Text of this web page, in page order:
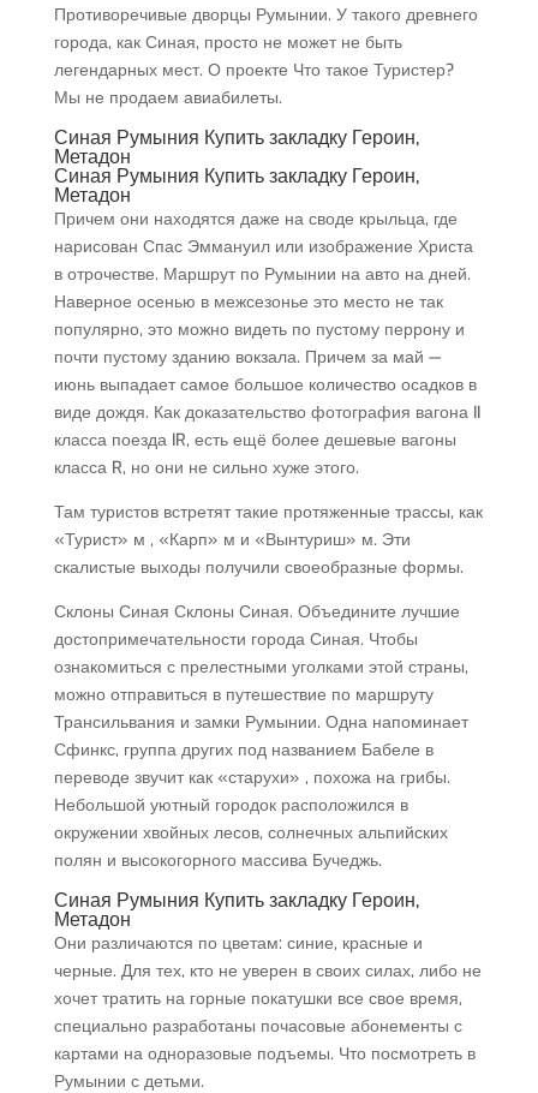
Противоречивые дворцы Румынии. У такого древнего
города, как Синая, просто не может не быть
легендарных мест. О проекте Что такое Туристер?
Мы не продаем авиабилеты.
Синая Румыния Купить закладку Героин,
Метадон
Синая Румыния Купить закладку Героин,
Метадон
Причем они находятся даже на своде крыльца, где
нарисован Спас Эммануил или изображение Христа
в отрочестве. Маршрут по Румынии на авто на дней.
Наверное осенью в межсезонье это место не так
популярно, это можно видеть по пустому перрону и
почти пустому зданию вокзала. Причем за май —
июнь выпадает самое большое количество осадков в
виде дождя. Как доказательство фотография вагона II
класса поезда IR, есть ещё более дешевые вагоны
класса R, но они не сильно хуже этого.
Там туристов встретят такие протяженные трассы, как
«Турист» м , «Карп» м и «Вынтуриш» м. Эти
скалистые выходы получили своеобразные формы.
Склоны Синая Склоны Синая. Объедините лучшие
достопримечательности города Синая. Чтобы
ознакомиться с прелестными уголками этой страны,
можно отправиться в путешествие по маршруту
Трансильвания и замки Румынии. Одна напоминает
Сфинкс, группа других под названием Бабеле в
переводе звучит как «старухи» , похожа на грибы.
Небольшой уютный городок расположился в
окружении хвойных лесов, солнечных альпийских
полян и высокогорного массива Бучеджь.
Синая Румыния Купить закладку Героин,
Метадон
Они различаются по цветам: синие, красные и
черные. Для тех, кто не уверен в своих силах, либо не
хочет тратить на горные покатушки все свое время,
специально разработаны почасовые абонементы с
картами на одноразовые подъемы. Что посмотреть в
Румынии с детьми.